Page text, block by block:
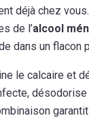
déjà chez
de l’alcool
dans un flacon
le calcaire et